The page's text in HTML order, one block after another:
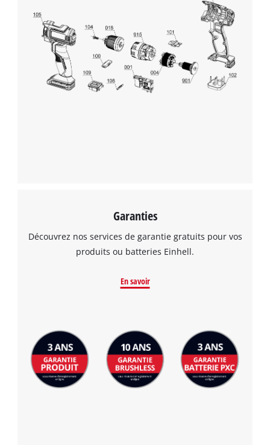
to trackers that are not disclosed to the
visitor. The website owner needs to setup
the site with their CMP to add this content
to the list of technologies used.
Powered by
Usercentrics Consent
Management Platform
Garanties
Découvrez nos services de garantie gratuits pour vos
produits ou batteries Einhell.
En savoir